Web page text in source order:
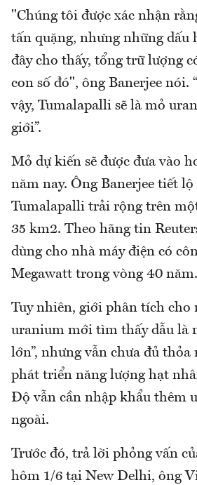
"Chúng tôi được xác nhận
tấn quặng, nhưng những dấu
đây cho thấy, tổng trữ lượng
con số đó", ông Banerjee nói.
vậy, Tumalapalli sẽ là mỏ
giới”.
Mỏ dự kiến sẽ được đưa vào
năm nay. Ông Banerjee tiết
Tumalapalli trải rộng trên
35 km2. Theo hãng tin
dùng cho nhà máy điện có
Megawatt trong vòng 40 năm.
Tuy nhiên, giới phân tích cho
uranium mới tìm thấy dẫu là
lớn”, nhưng vẫn chưa đủ thỏa
phát triển năng lượng hạt
Độ vẫn cần nhập khẩu thêm
ngoài.
Trước đó, trả lời phỏng vấn
hôm 1/6 tại New Delhi, ông